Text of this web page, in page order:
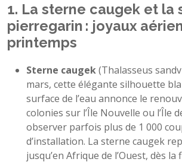
1. La sterne caugek et la
pierregarin : joyaux
printemps
Sterne caugek(Thalasseus
mars, cette élégante silhouette
surface de l’eau annonce le
colonies sur l’Île Nouvelle ou l’Île
observer parfois plus de 1 000
d’installation. La sterne caugek
jusqu’en Afrique de l’Ouest, dès la